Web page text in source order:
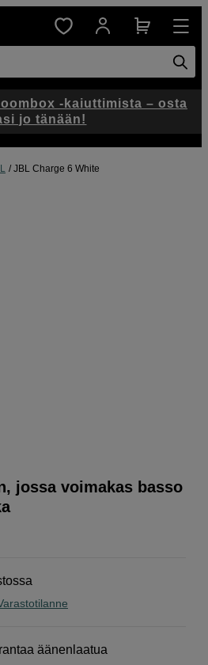
JBL Charge 6 White
jossa voimakas basso
äänenlaatua
-kaiuttimista – osta
jo tänään!